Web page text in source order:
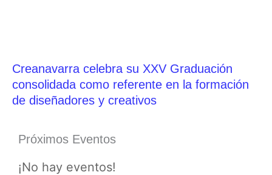
Creanavarra celebra su XXV Graduación
consolidada como referente en la formación
de diseñadores y creativos
Próximos Eventos
¡No hay eventos!